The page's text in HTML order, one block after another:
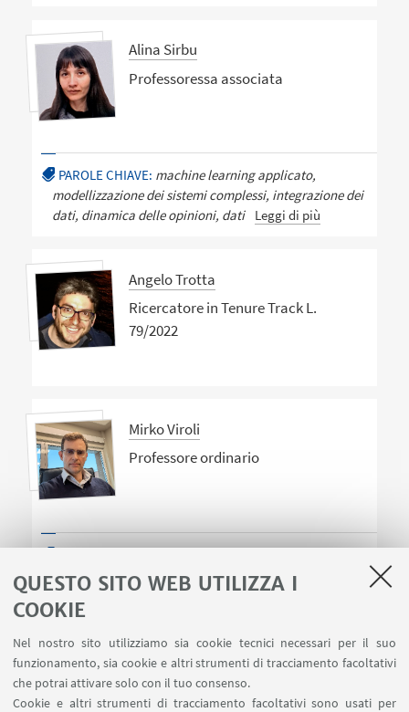
QUESTO SITO WEB UTILIZZA I
COOKIE
Nel nostro sito utilizziamo sia cookie tecnici necessari per il suo
funzionamento, sia cookie e altri strumenti di tracciamento facoltativi
che potrai attivare solo con il tuo consenso.
Cookie e altri strumenti di tracciamento facoltativi sono usati per
Alina Sirbu
Professoressa associata
PAROLE CHIAVE: machine learning applicato,
modellizzazione dei sistemi complessi, integrazione dei
dati, dinamica delle opinioni, dati
Leggi di più
Angelo Trotta
Ricercatore in Tenure Track L.
79/2022
Mirko Viroli
Professore ordinario
specifica, Sistemi multiagente, Simulazione e verifica,
Coordinazione, Ingegneria del
Leggi di più